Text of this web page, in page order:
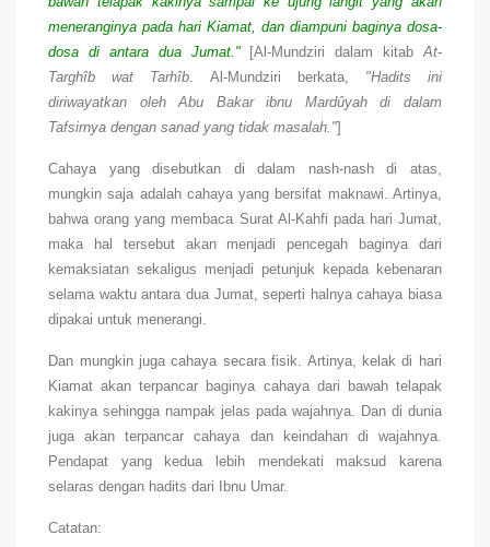
meneranginya pada hari Kiamat, dan diampuni baginya dosa-
dosa di antara dua Jumat."[Al-Mundziri dalam kitab At-
Targhîb wat Tarhîb . Al-Mundziri berkata, "Hadits ini
diriwayatkan oleh Abu Bakar ibnu Mardûyah di dalam
Tafsirnya dengan sanad yang tidak masalah."]
Cahaya yang disebutkan di dalam nash-nash di atas,
mungkin saja adalah cahaya yang bersifat maknawi. Artinya,
bahwa orang yang membaca Surat Al-Kahfi pada hari Jumat,
maka hal tersebut akan menjadi pencegah baginya dari
kemaksiatan sekaligus menjadi petunjuk kepada kebenaran
selama waktu antara dua Jumat, seperti halnya cahaya biasa
dipakai untuk menerangi.
Dan mungkin juga cahaya secara fisik. Artinya, kelak di hari
Kiamat akan terpancar baginya cahaya dari bawah telapak
kakinya sehingga nampak jelas pada wajahnya. Dan di dunia
juga akan terpancar cahaya dan keindahan di wajahnya.
Pendapat yang kedua lebih mendekati maksud karena
selaras dengan hadits dari Ibnu Umar.
Catatan: